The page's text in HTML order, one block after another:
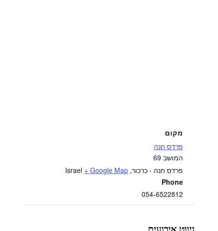
מקום
פרדס חנה
המושב 69
פרדס חנה - כרכור,
Israel + Google Map
Phone
054-6522812